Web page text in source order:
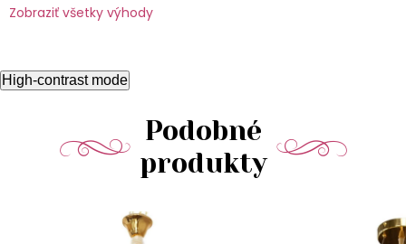
Zobraziť všetky výhody
High-contrast mode
Podobné
produkty